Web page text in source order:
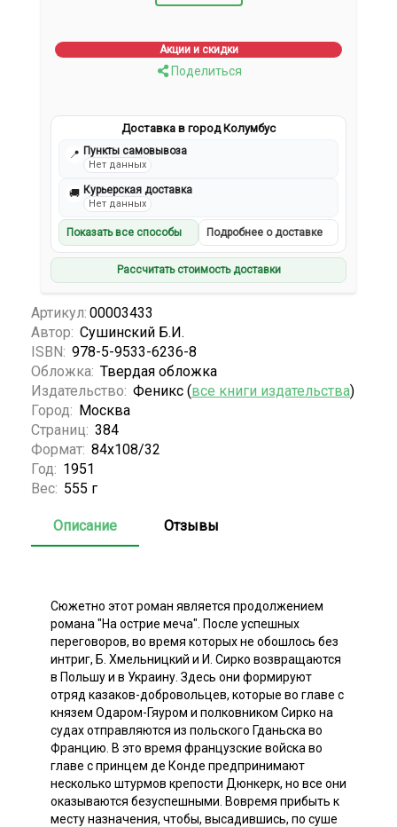
Акции и скидки
Поделиться
Доставка в город Колумбус
📍 Пункты самовывоза
Нет данных
🚚 Курьерская доставка
Нет данных
Показать все способы Подробнее о доставке
Рассчитать стоимость доставки
Артикул: 00003433
Автор: Сушинский Б.И.
ISBN: 978-5-9533-6236-8
Обложка: Твердая обложка
Издательство: Феникс (все книги издательства)
Город: Москва
Страниц: 384
Формат: 84x108/32
Год: 1951
Вес: 555 г
Описание Отзывы
Сюжетно этот роман является продолжением
романа "На острие меча". После успешных
переговоров, во время которых не обошлось без
интриг, Б. Хмельницкий и И. Сирко возвращаются
в Польшу и в Украину. Здесь они формируют
отряд казаков-добровольцев, которые во главе с
князем Одаром-Гяуром и полковником Сирко на
судах отправляются из польского Гданьска во
Францию. В это время французские войска во
главе с принцем де Конде предпринимают
несколько штурмов крепости Дюнкерк, но все они
оказываются безуспешными. Вовремя прибыть к
месту назначения, чтобы, высадившись, по суше